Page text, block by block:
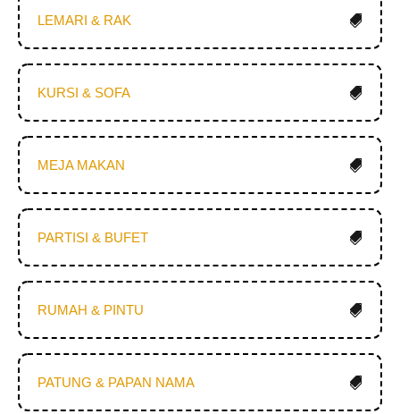
LEMARI & RAK
KURSI & SOFA
MEJA MAKAN
PARTISI & BUFET
RUMAH & PINTU
PATUNG & PAPAN NAMA